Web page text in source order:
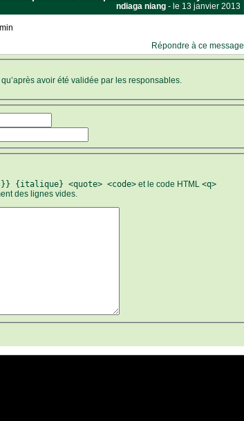
ndiaga niang- le 13 janvier 2013
Répondre à ce message
avoir été validée par les responsables.
{italique} <quote> <code> et le code HTML <q>
des lignes vides.